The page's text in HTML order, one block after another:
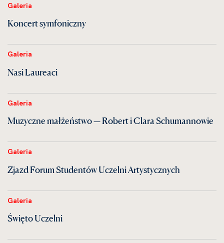
Galeria
Koncert symfoniczny
Galeria
Nasi Laureaci
Galeria
Muzyczne małżeństwo — Robert i Clara Schumannowie
Galeria
Zjazd Forum Studentów Uczelni Artystycznych
Galeria
Święto Uczelni